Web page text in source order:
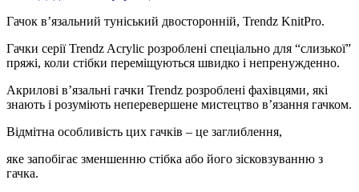
Гачок в’язальний туніський двосторонній, Trendz KnitPro.
Гачки серії Trendz Acrylic розроблені спеціально для “слизької”
пряжі, коли стібки переміщуються швидко і непренужденно.
Акрилові в’язальні гачки Trendz розроблені фахівцями, які
знають і розуміють неперевершене мистецтво в’язання гачком.
Відмітна особливість цих гачків – це заглиблення,
яке запобігає зменшенню стібка або його зісковзуванню з
гачка.